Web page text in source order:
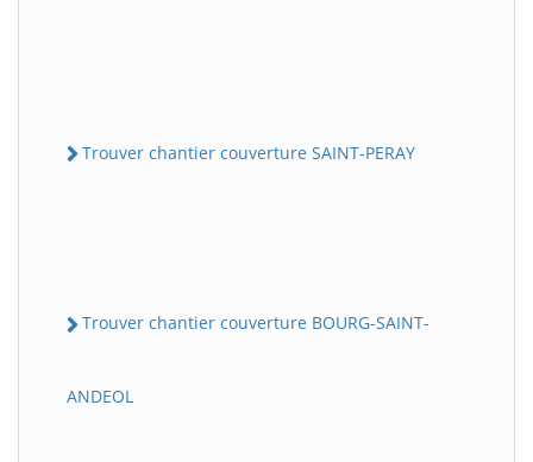
Trouver chantier couverture SAINT-PERAY
Trouver chantier couverture BOURG-SAINT-
ANDEOL